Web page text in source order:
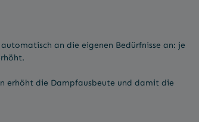
an die eigenen Bedürfnisse an: je
erhöht die Dampfausbeute und damit die